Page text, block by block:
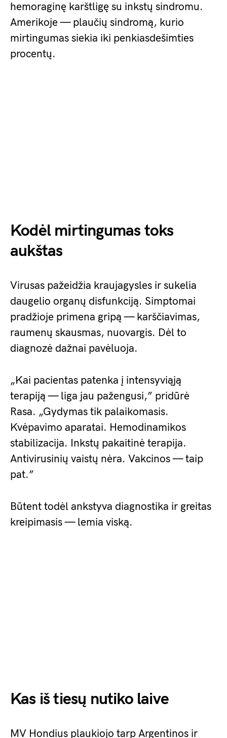
hemoraginę karštligę su inkstų sindromu.
Amerikoje — plaučių sindromą, kurio
mirtingumas siekia iki penkiasdešimties
procentų.
Kodėl mirtingumas toks
aukštas
Virusas pažeidžia kraujagysles ir sukelia
daugelio organų disfunkciją. Simptomai
pradžioje primena gripą — karščiavimas,
raumenų skausmas, nuovargis. Dėl to
diagnozė dažnai pavėluoja.
„Kai pacientas patenka į intensyviąją
terapiją — liga jau pažengusi,” pridūrė
Rasa. „Gydymas tik palaikomasis.
Kvėpavimo aparatai. Hemodinamikos
stabilizacija. Inkstų pakaitinė terapija.
Antivirusinių vaistų nėra. Vakcinos — taip
pat.”
Būtent todėl ankstyva diagnostika ir greitas
kreipimasis — lemia viską.
Kas iš tiesų nutiko laive
MV Hondius plaukiojo tarp Argentinos ir